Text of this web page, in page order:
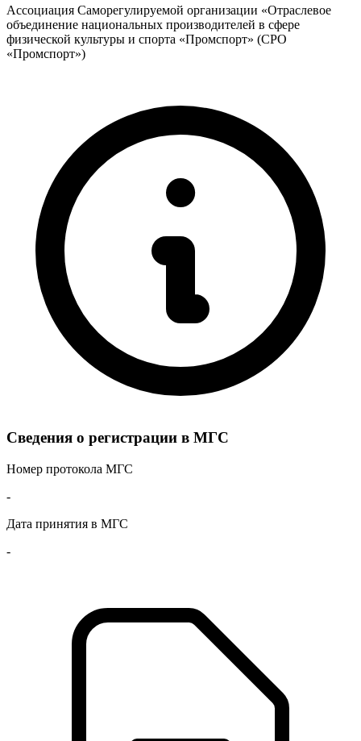
Ассоциация Саморегулируемой организации «Отраслевое
объединение национальных производителей в сфере
физической культуры и спорта «Промспорт» (СРО
«Промспорт»)
Сведения о регистрации в МГС
Номер протокола МГС
-
Дата принятия в МГС
-